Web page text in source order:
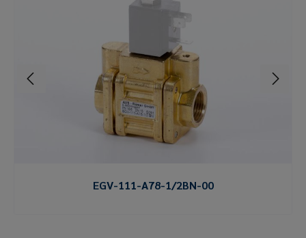
EGV-111-A78-1/2BN-00